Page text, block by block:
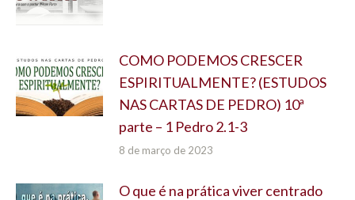
COMO PODEMOS CRESCER
ESPIRITUALMENTE? (ESTUDOS
NAS CARTAS DE PEDRO) 10ª
parte – 1 Pedro 2.1-3
8 de março de 2023
O que é na prática viver centrado